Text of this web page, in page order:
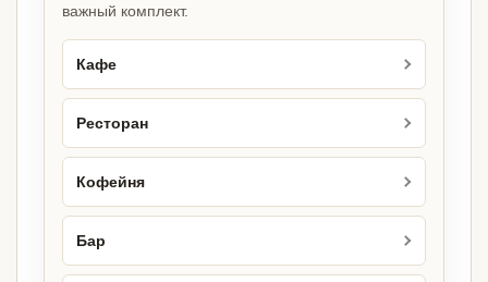
важный комплект.
Кафе
Ресторан
Кофейня
Бар